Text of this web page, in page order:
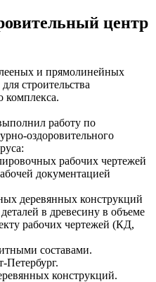
центр
и прямолинейных
строительства
комплекса.
работу по
оздоровительного
рабочих чертежей
документацией
деревянных конструкций
в древесину в объеме
рабочих чертежей (КД,
составами.
Петербург.
конструкций.